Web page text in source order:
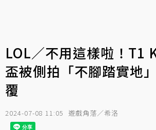
LOL／不用這樣啦！T1
盃被側拍「不腳踏實地
覆
2024-07-08 11:05 遊戲角落／希洛